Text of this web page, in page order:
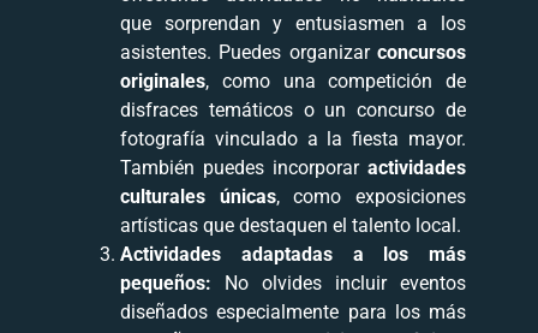
que sorprendan y entusiasmen a los
asistentes. Puedes organizar concursos
originales, como una competición de
disfraces temáticos o un concurso de
fotografía vinculado a la fiesta mayor.
También puedes incorporar actividades
culturales únicas, como exposiciones
artísticas que destaquen el talento local.
Actividades adaptadas a los más
pequeños: No olvides incluir eventos
diseñados especialmente para los más